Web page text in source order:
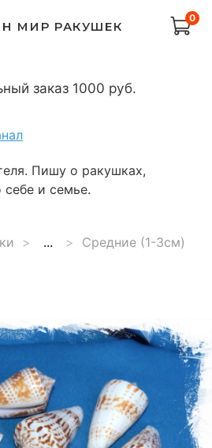
МИР РАКУШЕК
0
заказ 1000 руб.
Пишу о ракушках,
себе и семье.
... Средние (1-3см)